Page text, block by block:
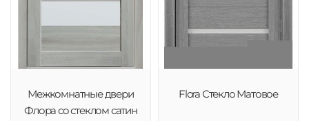
Межкомнатные двери
Флора со стеклом сатин
Flora Стекло Матовое